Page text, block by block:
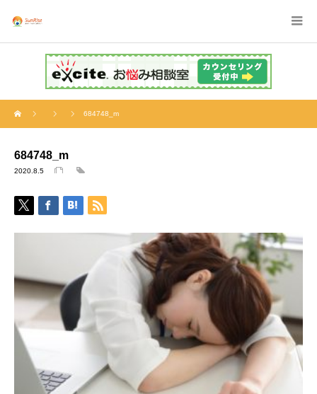
684748_m
684748_m
2020.8.5